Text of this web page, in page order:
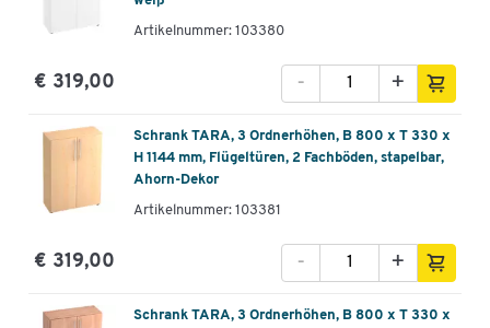
Artikelnummer: 103380
€ 319,00 +
-
Schrank TARA, 3 Ordnerhöhen, B 800 x T 330 x
H 1144 mm, Flügeltüren, 2 Fachböden, stapelbar,
Ahorn-Dekor
Artikelnummer: 103381
€ 319,00 +
-
Schrank TARA, 3 Ordnerhöhen, B 800 x T 330 x